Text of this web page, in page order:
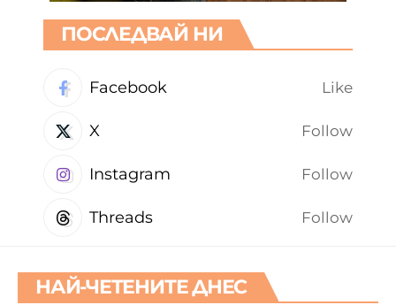
ПОСЛЕДВАЙ НИ
Facebook Like
X Follow
Instagram Follow
Threads Follow
НАЙ-ЧЕТЕНИТЕ ДНЕС